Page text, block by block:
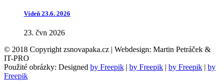
Vídeň 23.6. 2026
23. čvn 2026
© 2018 Copyright zsnovapaka.cz | Webdesign: Martin Petráček &
IT-PRO
Použité obrázky: Designed by Freepik | by Freepik | by Freepik | by
Freepik